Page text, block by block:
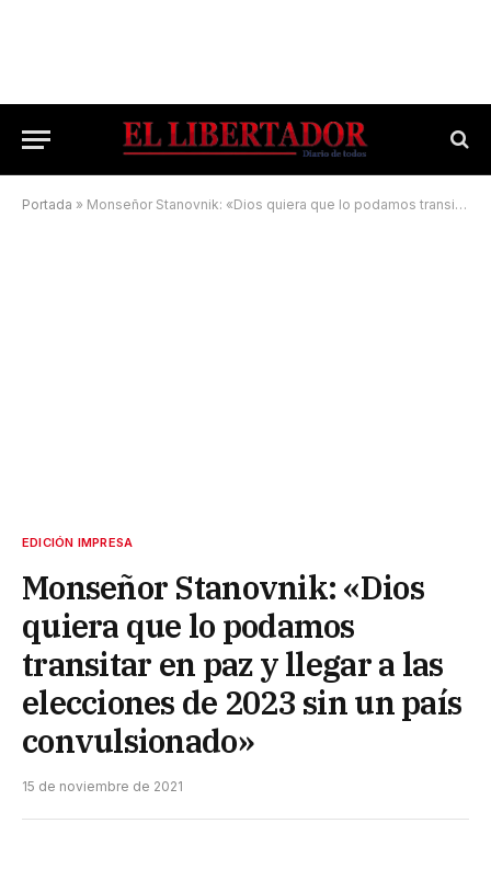
Portada » Monseñor Stanovnik: «Dios quiera que lo podamos transitar en paz y llegar a las elecciones de 2023 sin un país convulsionado»
EDICIÓN IMPRESA
Monseñor Stanovnik: «Dios
quiera que lo podamos
transitar en paz y llegar a las
elecciones de 2023 sin un país
convulsionado»
15 de noviembre de 2021